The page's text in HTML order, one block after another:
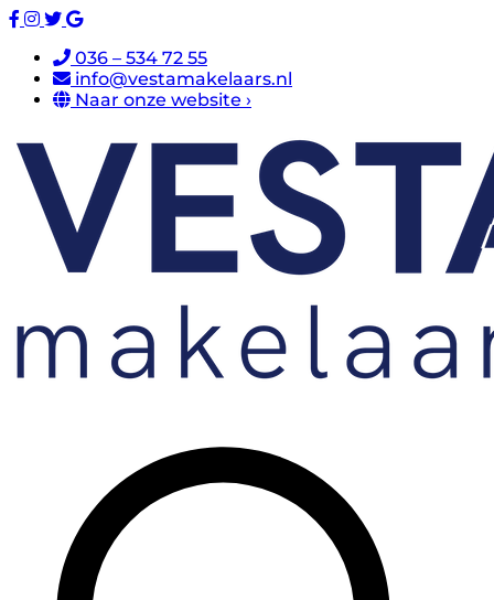
036 – 534 72 55
info@vestamakelaars.nl
Naar onze website ›